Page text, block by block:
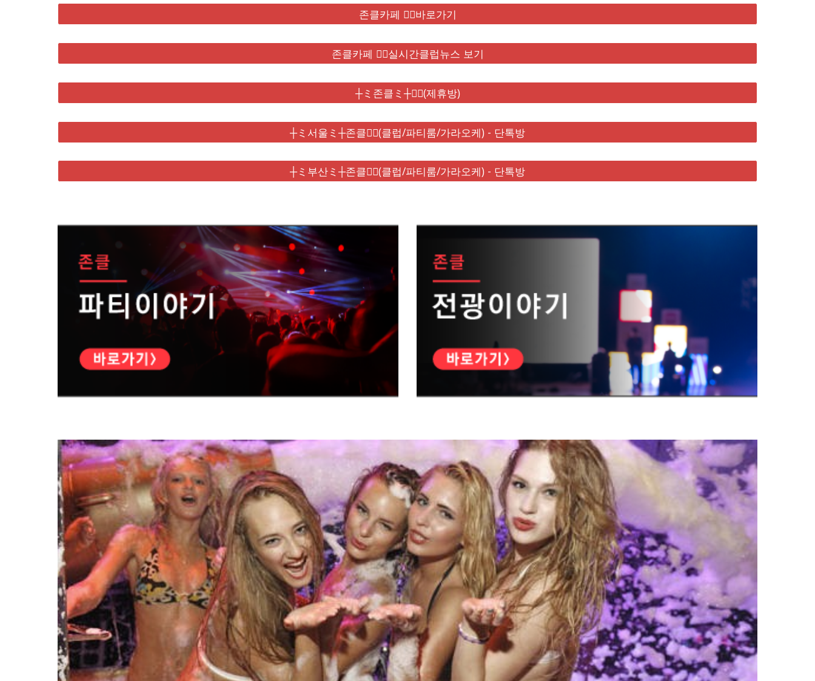
존클카페 ❤️‍🔥바로가기
존클카페 ❤️‍🔥실시간클럽뉴스 보기
┼ミ존클ミ┼❤️‍🔥(제휴방)
┼ミ서울ミ┼존클❤️‍🔥(클럽/파티룸/가라오케) - 단톡방
┼ミ부산ミ┼존클❤️‍🔥(클럽/파티룸/가라오케) - 단톡방